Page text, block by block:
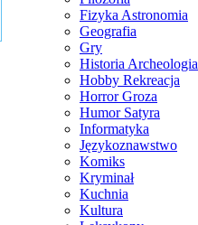
Fizyka Astronomia
Geografia
Gry
Historia Archeologia
Hobby Rekreacja
Horror Groza
Humor Satyra
Informatyka
Językoznawstwo
Komiks
Kryminał
Kuchnia
Kultura